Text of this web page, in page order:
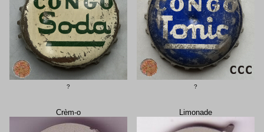
? ?
Crèm-o Limonade